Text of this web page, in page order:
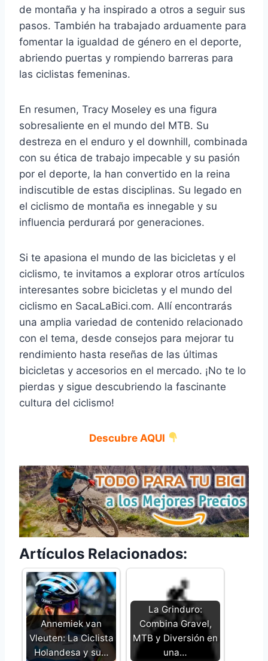
de montaña y ha inspirado a otros a seguir sus
pasos. También ha trabajado arduamente para
fomentar la igualdad de género en el deporte,
abriendo puertas y rompiendo barreras para
las ciclistas femeninas.
En resumen, Tracy Moseley es una figura
sobresaliente en el mundo del MTB. Su
destreza en el enduro y el downhill, combinada
con su ética de trabajo impecable y su pasión
por el deporte, la han convertido en la reina
indiscutible de estas disciplinas. Su legado en
el ciclismo de montaña es innegable y su
influencia perdurará por generaciones.
Si te apasiona el mundo de las bicicletas y el
ciclismo, te invitamos a explorar otros artículos
interesantes sobre bicicletas y el mundo del
ciclismo en SacaLaBici.com. Allí encontrarás
una amplia variedad de contenido relacionado
con el tema, desde consejos para mejorar tu
rendimiento hasta reseñas de las últimas
bicicletas y accesorios en el mercado. ¡No te lo
pierdas y sigue descubriendo la fascinante
cultura del ciclismo!
Descubre AQUI
Artículos Relacionados:
Annemiek van
Vleuten: La Ciclista
Holandesa y su…
La Grinduro:
Combina Gravel,
MTB y Diversión en
una…